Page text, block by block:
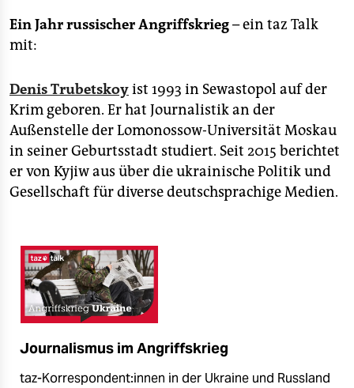
Ein Jahr russischer Angriffskrieg– ein taz Talk
mit:
Denis Trubetskoyist 1993 in Sewastopol auf der
Krim geboren. Er hat Journalistik an der
Außenstelle der Lomonossow-Universität Moskau
in seiner Geburtsstadt studiert. Seit 2015 berichtet
er von Kyjiw aus über die ukrainische Politik und
Gesellschaft für diverse deutschsprachige Medien.
Journalismus im Angriffskrieg
taz-Korrespondent:innen in der Ukraine und Russland